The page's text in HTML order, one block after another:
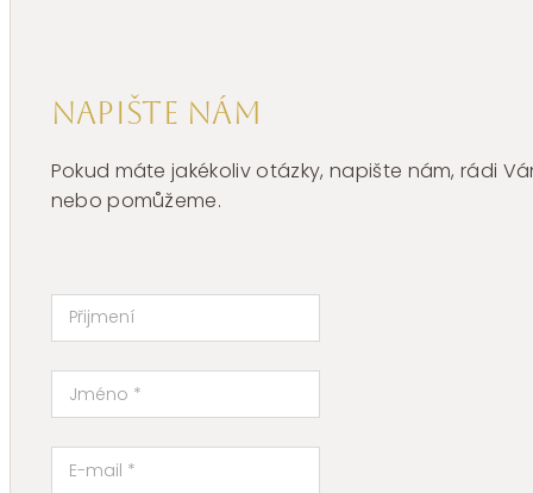
Napište nám
Pokud máte jakékoliv otázky, napište nám, rádi
nebo pomůžeme.